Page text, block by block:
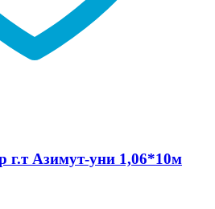
г.т Азимут-уни 1,06*10м